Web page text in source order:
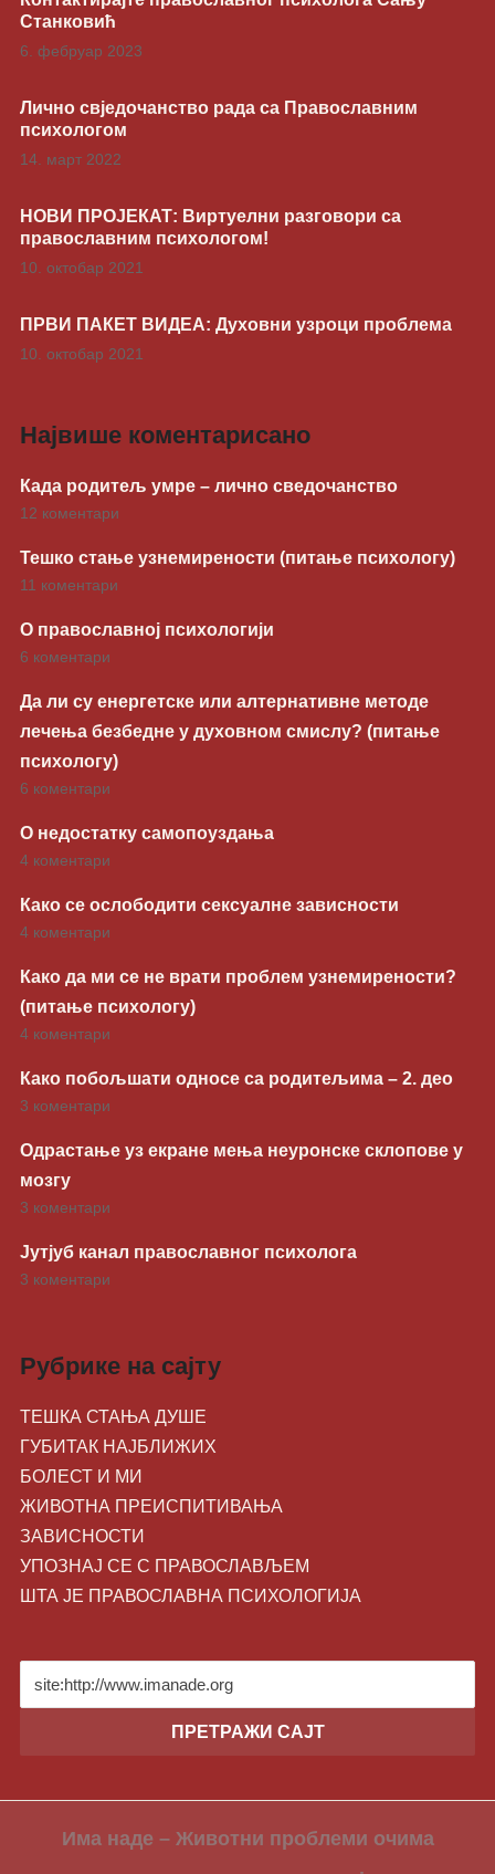
Станковић
6. фебруар 2023
Лично свједочанство рада са Православним
психологом
14. март 2022
НОВИ ПРОЈЕКАТ: Виртуелни разговори са
православним психологом!
10. октобар 2021
ПРВИ ПАКЕТ ВИДЕА: Духовни узроци проблема
10. октобар 2021
Највише коментарисано
Када родитељ умре – лично сведочанство
12 коментари
Тешко стање узнемирености (питање психологу)
11 коментари
О православној психологији
6 коментари
Да ли су енергетске или алтернативне методе
лечења безбедне у духовном смислу? (питање
психологу)
6 коментари
О недостатку самопоуздања
4 коментари
Како се ослободити сексуалне зависности
4 коментари
Како да ми се не врати проблем узнемирености?
(питање психологу)
4 коментари
Како побољшати односе са родитељима – 2. део
3 коментари
Одрастање уз екране мења неуронске склопове у
мозгу
3 коментари
Јутјуб канал православног психолога
3 коментари
Рубрике на сајту
ТЕШКА СТАЊА ДУШЕ
ГУБИТАК НАЈБЛИЖИХ
БОЛЕСТ И МИ
ЖИВОТНA ПРЕИСПИТИВАЊА
ЗАВИСНОСТИ
УПОЗНАЈ СЕ С ПРАВОСЛАВЉЕМ
ШТА ЈЕ ПРАВОСЛАВНА ПСИХОЛОГИЈА
Има наде – Животни проблеми очима